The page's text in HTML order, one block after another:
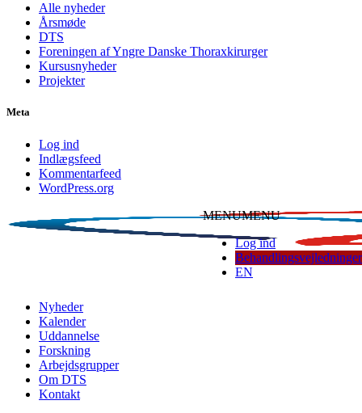
Alle nyheder
Årsmøde
DTS
Foreningen af Yngre Danske Thoraxkirurger
Kursusnyheder
Projekter
Meta
Log ind
Indlægsfeed
Kommentarfeed
WordPress.org
MENUMENU
Log ind
Behandlingsvejledninger
EN
Nyheder
Kalender
Uddannelse
Forskning
Arbejdsgrupper
Om DTS
Kontakt